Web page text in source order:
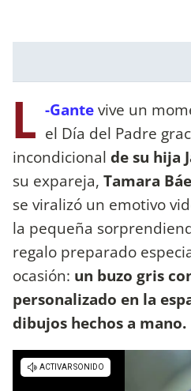
L -Gantevive un
el Día del Padre
incondicional de su hija
su expareja, Tamara
se viralizó un emotivo
la pequeña
regalo preparado
ocasión: un buzo gris
personalizado en la
dibujos hechos a mano.